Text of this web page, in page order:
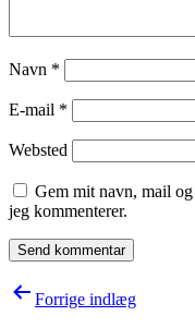
Navn *
E-mail *
Websted
Gem mit navn, mail
jeg kommenterer.
Forrige indlæg